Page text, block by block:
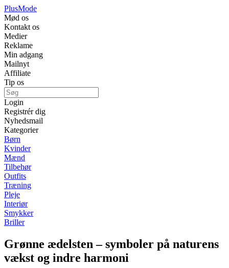
PlusMode
Mød os
Kontakt os
Medier
Reklame
Min adgang
Mailnyt
Affiliate
Tip os
Login
Registrér dig
Nyhedsmail
Kategorier
Børn
Kvinder
Mænd
Tilbehør
Outfits
Træning
Pleje
Interiør
Smykker
Briller
Grønne ædelsten – symboler på naturens
vækst og indre harmoni